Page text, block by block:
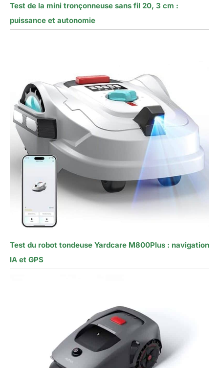
Test de la mini tronçonneuse sans fil 20, 3 cm :
puissance et autonomie
Test du robot tondeuse Yardcare M800Plus : navigation
IA et GPS